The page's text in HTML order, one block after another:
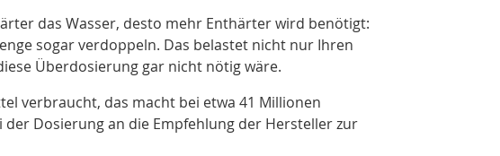
das Wasser, desto mehr Enthärter wird benötigt:
sogar verdoppeln. Das belastet nicht nur Ihren
Überdosierung gar nicht nötig wäre.
verbraucht, das macht bei etwa 41 Millionen
Dosierung an die Empfehlung der Hersteller zur